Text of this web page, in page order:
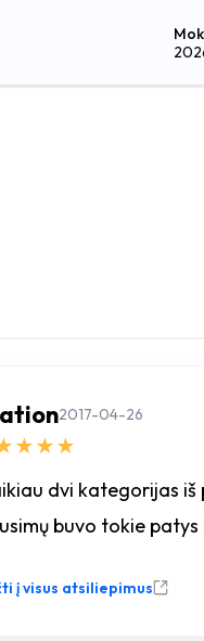
2017-04-26
★★★
dvi kategorijas
buvo tokie patys
į visus atsiliepimus